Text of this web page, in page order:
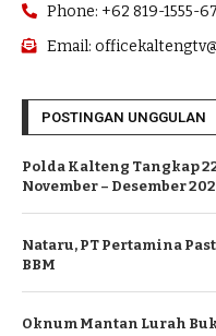
Phone: +62 819-1555-
Email:
POSTINGAN UNGGULAN
Polda Kalteng Tangkap
November – Desember
Nataru, PT Pertamina
BBM
Oknum Mantan Lurah